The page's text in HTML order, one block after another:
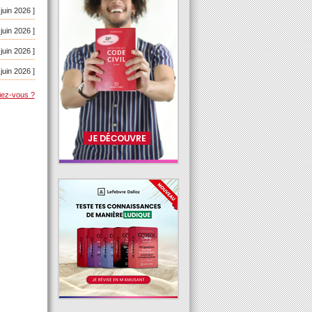
2026 ]
2026 ]
2026 ]
2026 ]
vous ?